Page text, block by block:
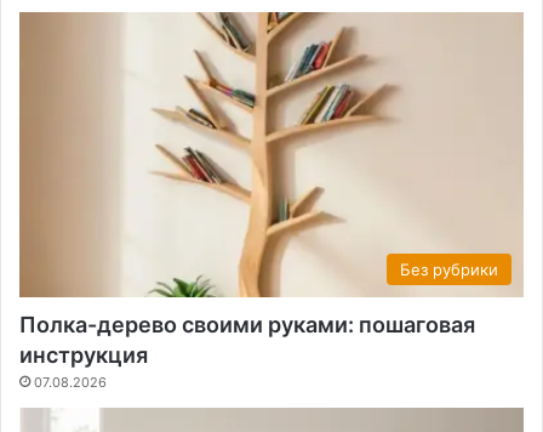
Без рубрики
Полка-дерево своими руками: пошаговая
инструкция
07.08.2026